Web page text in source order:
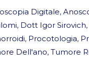
Digitale,
, Dott Igor Sirovich,
, Procotologia,
Dell'ano, Tumore